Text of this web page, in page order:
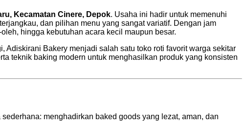
Kecamatan Cinere, Depok. Usaha ini hadir untuk memenuhi
dan pilihan menu yang sangat variatif. Dengan jam
hingga kebutuhan acara kecil maupun besar.
Adiskirani Bakery menjadi salah satu toko roti favorit warga sekitar
teknik baking modern untuk menghasilkan produk yang konsisten
menghadirkan baked goods yang lezat, aman, dan